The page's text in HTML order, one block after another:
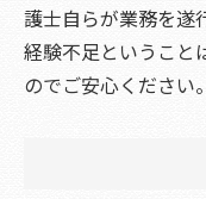
護士自らが業務を遂
経験不足ということ
のでご安心ください。